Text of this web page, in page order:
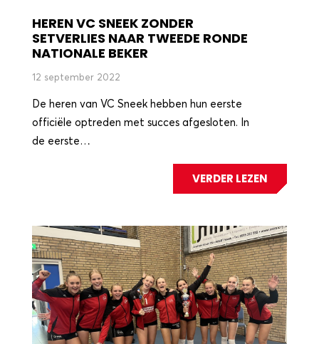
HEREN VC SNEEK ZONDER
SETVERLIES NAAR TWEEDE RONDE
NATIONALE BEKER
12 september 2022
De heren van VC Sneek hebben hun eerste
officiële optreden met succes afgesloten. In
de eerste…
VERDER LEZEN